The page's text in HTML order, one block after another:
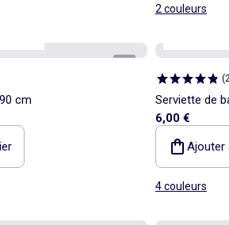
2 couleurs
cm
(
Serviette de
6,00 €
Ajouter
4 couleurs